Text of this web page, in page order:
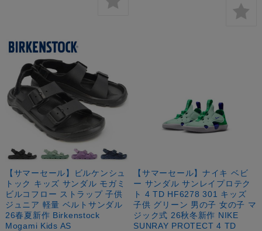
【サマーセール】ビルケンシュ
トック キッズ サンダル モガミ
ビルコフロー ストラップ 子供
ジュニア 軽量 ベルトサンダル
26春夏新作 Birkenstock
Mogami Kids AS
【サマーセール】ナイキ ベビ
ー サンダル サンレイプロテク
ト 4 TD HF6278 301 キッズ
子供 グリーン 男の子 女の子 マ
ジック式 26秋冬新作 NIKE
SUNRAY PROTECT 4 TD